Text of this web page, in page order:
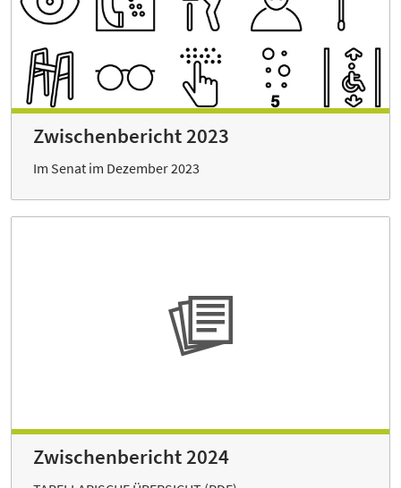
Zwischenbericht 2023
Im Senat im Dezember 2023
Zwischenbericht 2024